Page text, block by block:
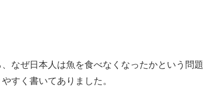
なぜ日本人は魚を食べなくなったかという問題
すく書いてありました。